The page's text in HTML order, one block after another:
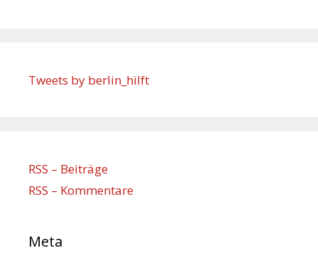
Tweets by berlin_hilft
RSS – Beiträge
RSS – Kommentare
Meta